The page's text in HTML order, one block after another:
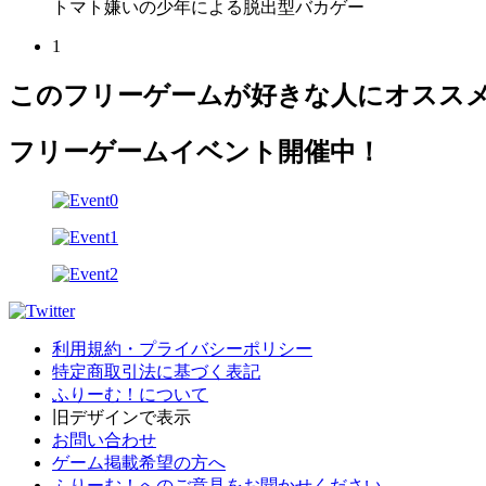
トマト嫌いの少年による脱出型バカゲー
1
このフリーゲームが好きな人にオスス
フリーゲームイベント開催中！
利用規約・プライバシーポリシー
特定商取引法に基づく表記
ふりーむ！について
旧デザインで表示
お問い合わせ
ゲーム掲載希望の方へ